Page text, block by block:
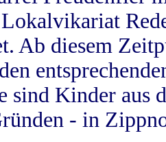
Ab diesem
sind Kinder aus
- in